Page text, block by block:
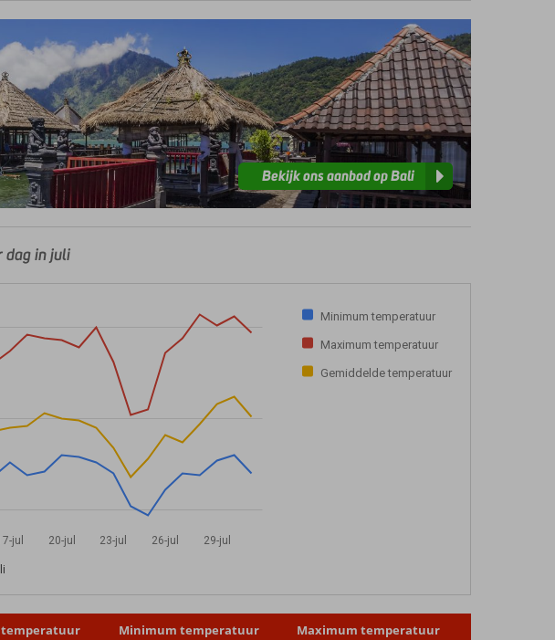
Bekijk ons aanbod op Bali
dag in juli
Minimum temperatuur
Maximum temperatuur
Gemiddelde temperatuur
jul 20-jul 23-jul 26-jul 29-jul
temperatuur Minimum temperatuur
Maximum temperatuur